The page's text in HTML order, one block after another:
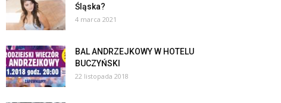
Śląska?
4 marca 2021
BAL ANDRZEJKOWY W HOTELU
BUCZYŃSKI
22 listopada 2018